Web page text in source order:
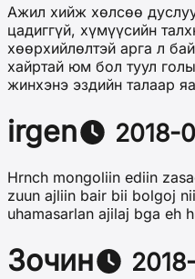
Ажил хийж хөлсөө
цадиггүй, хүмүүсийн
хөөрхийлөлтэй арга л
хайртай юм бол туул
жинхэнэ эздийн талаар
irgen 2018-
Hrnch mongoliin ediin
zuun ajliin bair bii bolgoj
uhamasarlan ajilaj bga eh
Зочин